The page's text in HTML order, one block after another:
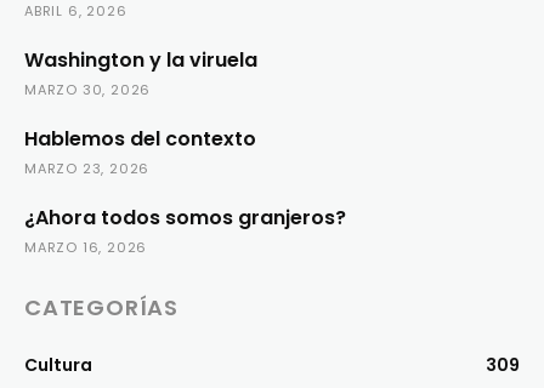
ABRIL 6, 2026
Washington y la viruela
MARZO 30, 2026
Hablemos del contexto
MARZO 23, 2026
¿Ahora todos somos granjeros?
MARZO 16, 2026
CATEGORÍAS
Cultura
309